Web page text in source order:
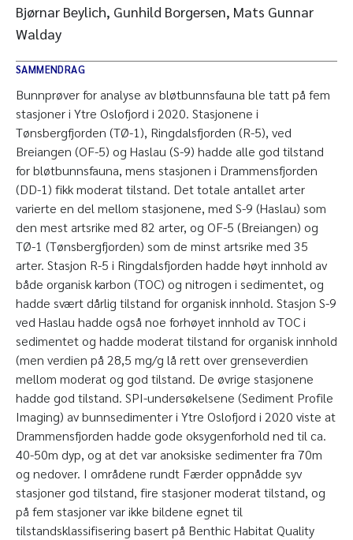
Bjørnar Beylich, Gunhild Borgersen, Mats Gunnar
Walday
SAMMENDRAG
Bunnprøver for analyse av bløtbunnsfauna ble tatt på fem
stasjoner i Ytre Oslofjord i 2020. Stasjonene i
Tønsbergfjorden (TØ-1), Ringdalsfjorden (R-5), ved
Breiangen (OF-5) og Haslau (S-9) hadde alle god tilstand
for bløtbunnsfauna, mens stasjonen i Drammensfjorden
(DD-1) fikk moderat tilstand. Det totale antallet arter
varierte en del mellom stasjonene, med S-9 (Haslau) som
den mest artsrike med 82 arter, og OF-5 (Breiangen) og
TØ-1 (Tønsbergfjorden) som de minst artsrike med 35
arter. Stasjon R-5 i Ringdalsfjorden hadde høyt innhold av
både organisk karbon (TOC) og nitrogen i sedimentet, og
hadde svært dårlig tilstand for organisk innhold. Stasjon S-9
ved Haslau hadde også noe forhøyet innhold av TOC i
sedimentet og hadde moderat tilstand for organisk innhold
(men verdien på 28,5 mg/g lå rett over grenseverdien
mellom moderat og god tilstand. De øvrige stasjonene
hadde god tilstand. SPI-undersøkelsene (Sediment Profile
Imaging) av bunnsedimenter i Ytre Oslofjord i 2020 viste at
Drammensfjorden hadde gode oksygenforhold ned til ca.
40-50m dyp, og at det var anoksiske sedimenter fra 70m
og nedover. I områdene rundt Færder oppnådde syv
stasjoner god tilstand, fire stasjoner moderat tilstand, og
på fem stasjoner var ikke bildene egnet til
tilstandsklassifisering basert på Benthic Habitat Quality